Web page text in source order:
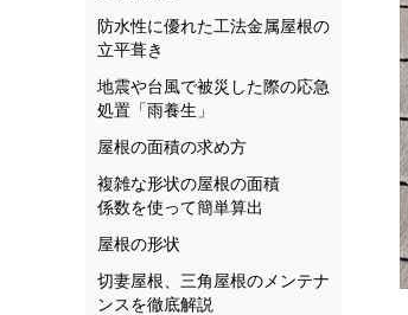
防水性に優れた工法金属屋根の
立平葺き
地震や台風で被災した際の応急
処置「雨養生」
屋根の面積の求め方
複雑な形状の屋根の面積
係数を使って簡単算出
屋根の形状
切妻屋根、三角屋根のメンテナ
ンスを徹底解説